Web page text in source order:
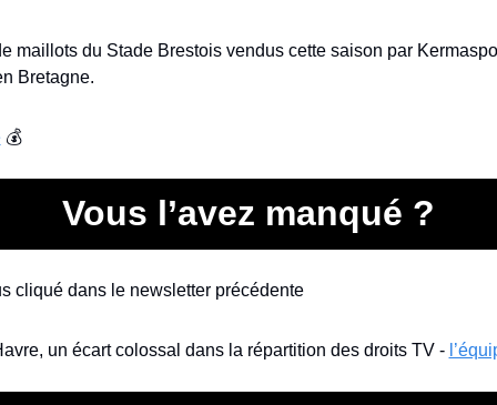
maillots du Stade Brestois vendus cette saison par
Bretagne.
💰
Vous l’avez manqué ?
cliqué dans le newsletter précédente
un écart colossal dans la répartition des droits TV -